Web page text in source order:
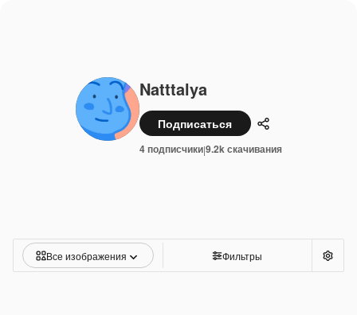
Natttalya
Подписаться Поделиться
4 подписчики|9.2k скачивания
Все изображения Фильтры